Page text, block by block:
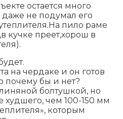
остается много
не подумал его
пило раме
кучке преет,хорош в
на чердаке и он готов
почему бы и нет?
болтушкой, но
худшего, чем 100-150 мм
которым